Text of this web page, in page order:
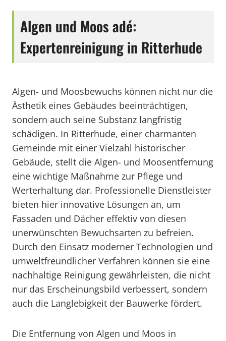
Algen und Moos adé:
Expertenreinigung in Ritterhude
Algen- und Moosbewuchs können nicht nur die
Ästhetik eines Gebäudes beeinträchtigen,
sondern auch seine Substanz langfristig
schädigen. In Ritterhude, einer charmanten
Gemeinde mit einer Vielzahl historischer
Gebäude, stellt die Algen- und Moosentfernung
eine wichtige Maßnahme zur Pflege und
Werterhaltung dar. Professionelle Dienstleister
bieten hier innovative Lösungen an, um
Fassaden und Dächer effektiv von diesen
unerwünschten Bewuchsarten zu befreien.
Durch den Einsatz moderner Technologien und
umweltfreundlicher Verfahren können sie eine
nachhaltige Reinigung gewährleisten, die nicht
nur das Erscheinungsbild verbessert, sondern
auch die Langlebigkeit der Bauwerke fördert.
Die Entfernung von Algen und Moos in